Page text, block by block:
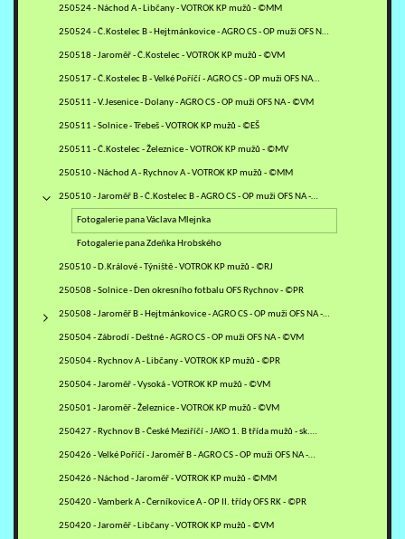
250524 - Náchod A - Libčany - VOTROK KP mužů - ©MM
250524 - Č.Kostelec B - Hejtmánkovice - AGRO CS - OP muži OFS NA…
250518 - Jaroměř - Č.Kostelec - VOTROK KP mužů - ©VM
250517 - Č.Kostelec B - Velké Poříčí - AGRO CS - OP muži OFS NA…
250511 - V.Jesenice - Dolany - AGRO CS - OP muži OFS NA - ©VM
250511 - Solnice - Třebeš - VOTROK KP mužů - ©EŠ
250511 - Č.Kostelec - Železnice - VOTROK KP mužů - ©MV
250510 - Náchod A - Rychnov A - VOTROK KP mužů - ©MM
250510 - Jaroměř B - Č.Kostelec B - AGRO CS - OP muži OFS NA -…
Fotogalerie pana Václava Mlejnka
Fotogalerie pana Zdeňka Hrobského
250510 - D.Králové - Týniště - VOTROK KP mužů - ©RJ
250508 - Solnice - Den okresního fotbalu OFS Rychnov - ©PR
250508 - Jaroměř B - Hejtmánkovice - AGRO CS - OP muži OFS NA -…
250504 - Zábrodí - Deštné - AGRO CS - OP muži OFS NA - ©VM
250504 - Rychnov A - Libčany - VOTROK KP mužů - ©PR
250504 - Jaroměř - Vysoká - VOTROK KP mužů - ©VM
250501 - Jaroměř - Železnice - VOTROK KP mužů - ©VM
250427 - Rychnov B - České Meziříčí - JAKO 1. B třída mužů - sk.…
250426 - Velké Poříčí - Jaroměř B - AGRO CS - OP muži OFS NA -…
250426 - Náchod - Jaroměř - VOTROK KP mužů - ©MM
250420 - Vamberk A - Černíkovice A - OP II. třídy OFS RK - ©PR
250420 - Jaroměř - Libčany - VOTROK KP mužů - ©VM